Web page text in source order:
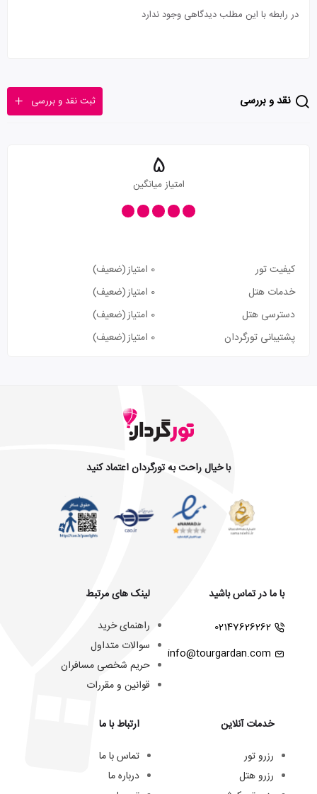
در رابطه با این مطلب دیدگاهی وجود ندارد
نقد و بررسی ثبت نقد و بررسی
5
امتیاز میانگین
کیفیت تور 0 امتیاز
(ضعیف)
خدمات هتل
0 امتیاز
(ضعیف)
دسترسی هتل
0 امتیاز
(ضعیف)
پشتیبانی تورگردان
0 امتیاز (ضعیف)
با خیال راحت به تورگردان اعتماد کنید
با ما در تماس باشید
02147626262
info@tourgardan.com
خدمات آنلاین
رزرو تور
رزرو هتل
لینک های مرتبط
راهنمای خرید
سوالات متداول
حریم شخصی مسافران
قوانین و مقررات
ارتباط با ما
تماس با ما
درباره ما